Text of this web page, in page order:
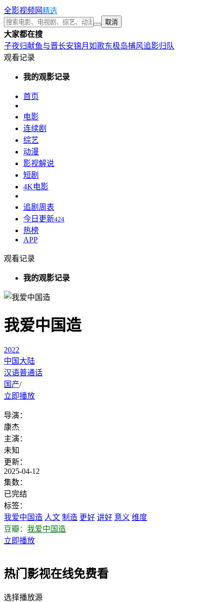
全影视频网精选
取消
大家都在搜
子夜归献鱼与晋长安锦月如歌东极岛捕风追影归队
观看记录
我的观影记录
首页
电影
连续剧
综艺
动漫
影视解说
短剧
4K电影
追剧周表
今日更新424
热榜
APP
观看记录
我的观影记录
我爱中国造
2022
中国大陆
汉语普通话
国产/
立即播放
导演：
康杰
主演：
未知
更新：
2025-04-12
集数：
已完结
标签：
我爱中国造 人文 制造 更好 讲好 意义 维度
豆瓣： 我爱中国造
立即播放
热门影视在线免费看
选择播放源